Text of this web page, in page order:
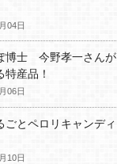
04日
博士 今野孝一さんが
特産品！
06日
ごとペロリキャンディ
10日